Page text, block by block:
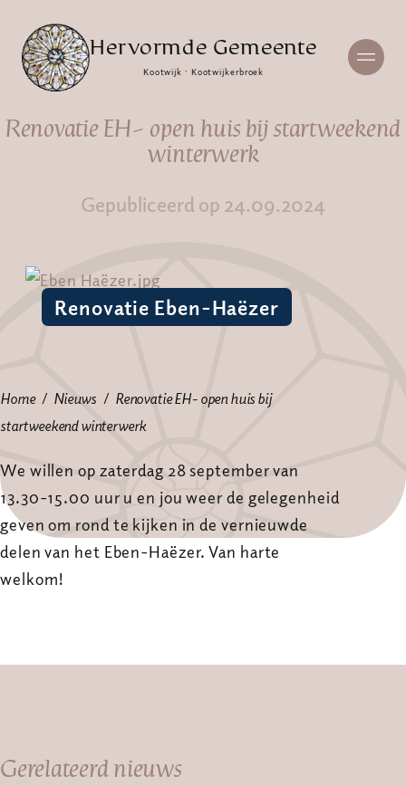
Hervormde Gemeente
Kootwijk · Kootwijkerbroek
Renovatie EH- open huis bij startweekend
winterwerk
Gepubliceerd op 24.09.2024
Renovatie Eben-Haëzer
Home Nieuws
Renovatie EH- open huis bij
startweekend winterwerk
We willen op zaterdag 28 september van
13.30-15.00 uur u en jou weer de gelegenheid
geven om rond te kijken in de vernieuwde
delen van het Eben-Haëzer. Van harte
welkom!
Gerelateerd nieuws